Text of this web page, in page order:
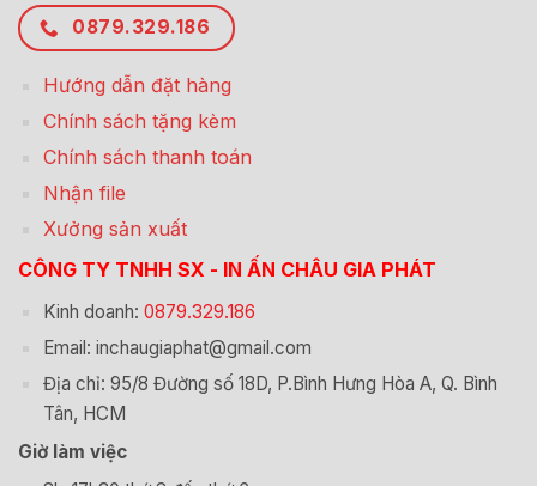
0879.329.186
Hướng dẫn đặt hàng
Chính sách tặng kèm
Chính sách thanh toán
Nhận file
Xưởng sản xuất
CÔNG TY TNHH SX - IN ẤN CHÂU GIA PHÁT
Kinh doanh: 0879.329.186
Email: inchaugiaphat@gmail.com
Địa chỉ: 95/8 Đường số 18D, P.Bình Hưng Hòa A, Q. Bình
Tân, HCM
Giờ làm việc